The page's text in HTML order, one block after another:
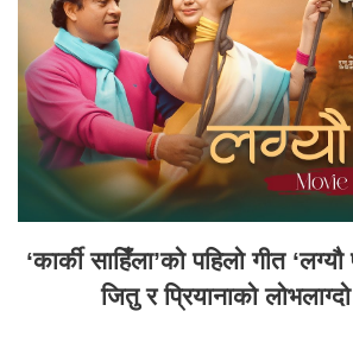
‘कार्की साहिँला’को पहिलो गीत
जितु र प्रियानाको